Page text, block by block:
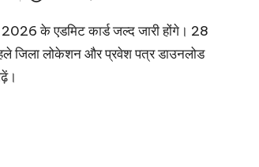
2026 के एडमिट कार्ड जल्द जारी होंगे। 28
जिला लोकेशन और प्रवेश पत्र डाउनलोड